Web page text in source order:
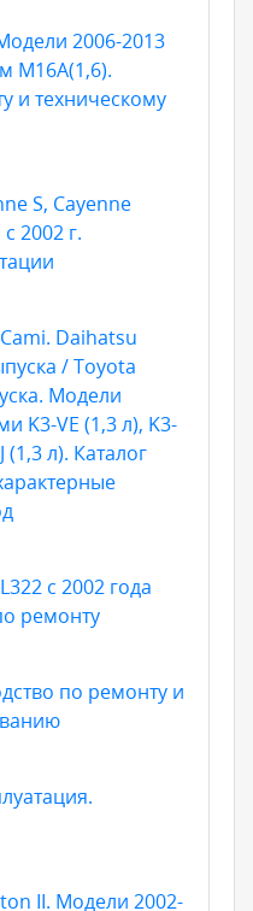
2006-2013
M16A(1,6).
и техническому
S, Cayenne
2002 г.
Daihatsu
/ Toyota
Модели
K3-VE (1,3 л), K3-
(1,3 л). Каталог
с 2002 года
ремонту
по ремонту и
II. Модели 2002-